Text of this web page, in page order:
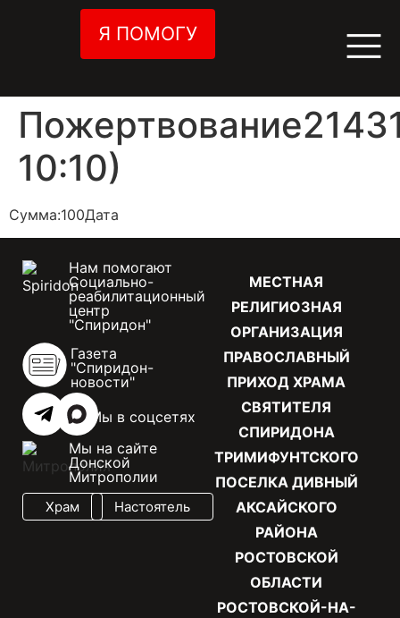
Я ПОМОГУ
10:10)
Сумма:100Дата
МЕСТНАЯ
РЕЛИГИОЗНАЯ
ОРГАНИЗАЦИЯ
ПРАВОСЛАВНЫЙ
ПРИХОД ХРАМА
СВЯТИТЕЛЯ
СПИРИДОНА
ТРИМИФУНТСКОГО
ПОСЕЛКА ДИВНЫЙ
АКСАЙСКОГО
РАЙОНА
РОСТОВСКОЙ
ОБЛАСТИ
РОСТОВСКОЙ-НА-
Нам помогают
Социально-
реабилитационный
центр
"Спиридон"
Газета
"Спиридон-
новости"
Мы в соцсетях
Мы на сайте
Донской
Митрополии
Храм Настоятель